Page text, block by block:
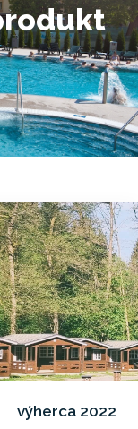
výherca 2022